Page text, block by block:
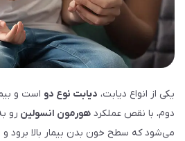
یکی از انواع دیابت، دیابت نوع دو است و
دوم، با نقص عملکرد هورمون انسولین رو
می‌شود که سطح خون بدن بیمار بالا برود و